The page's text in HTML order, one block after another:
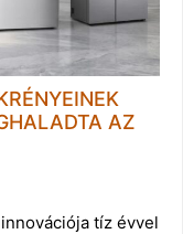
AZ
tíz évvel